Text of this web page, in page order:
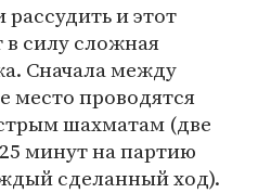
и этот
в силу сложная
Сначала между
место проводятся
шахматам (две
минут на партию
сделанный ход).